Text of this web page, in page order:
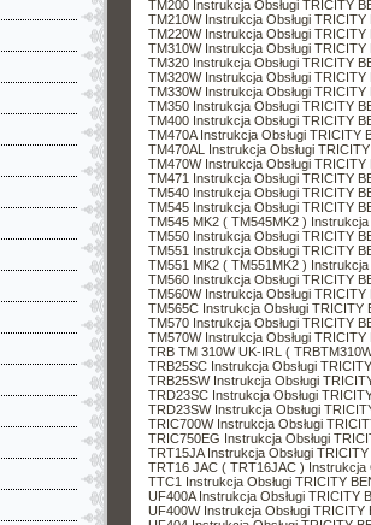
TM200 Instrukcja Obsługi TRICITY
TM210W Instrukcja Obsługi TRICITY
TM220W Instrukcja Obsługi TRICITY
TM310W Instrukcja Obsługi TRICITY
TM320 Instrukcja Obsługi TRICITY
TM320W Instrukcja Obsługi TRICITY
TM330W Instrukcja Obsługi TRICITY
TM350 Instrukcja Obsługi TRICITY
TM400 Instrukcja Obsługi TRICITY
TM470A Instrukcja Obsługi TRICITY
TM470AL Instrukcja Obsługi
TM470W Instrukcja Obsługi TRICITY
TM471 Instrukcja Obsługi TRICITY
TM540 Instrukcja Obsługi TRICITY
TM545 Instrukcja Obsługi TRICITY
TM545 MK2 ( TM545MK2 ) Instrukcja
TM550 Instrukcja Obsługi TRICITY
TM551 Instrukcja Obsługi TRICITY
TM551 MK2 ( TM551MK2 ) Instrukcja
TM560 Instrukcja Obsługi TRICITY
TM560W Instrukcja Obsługi TRICITY
TM565C Instrukcja Obsługi TRICITY
TM570 Instrukcja Obsługi TRICITY
TM570W Instrukcja Obsługi TRICITY
TRB TM 310W UK-IRL (
TRB25SC Instrukcja Obsługi
TRB25SW Instrukcja Obsługi
TRD23SC Instrukcja Obsługi
TRD23SW Instrukcja Obsługi
TRIC700W Instrukcja Obsługi
TRIC750EG Instrukcja Obsługi
TRT15JA Instrukcja Obsługi
TRT16 JAC ( TRT16JAC ) Instrukcja
TTC1 Instrukcja Obsługi TRICITY
UF400A Instrukcja Obsługi TRICITY
UF400W Instrukcja Obsługi TRICITY